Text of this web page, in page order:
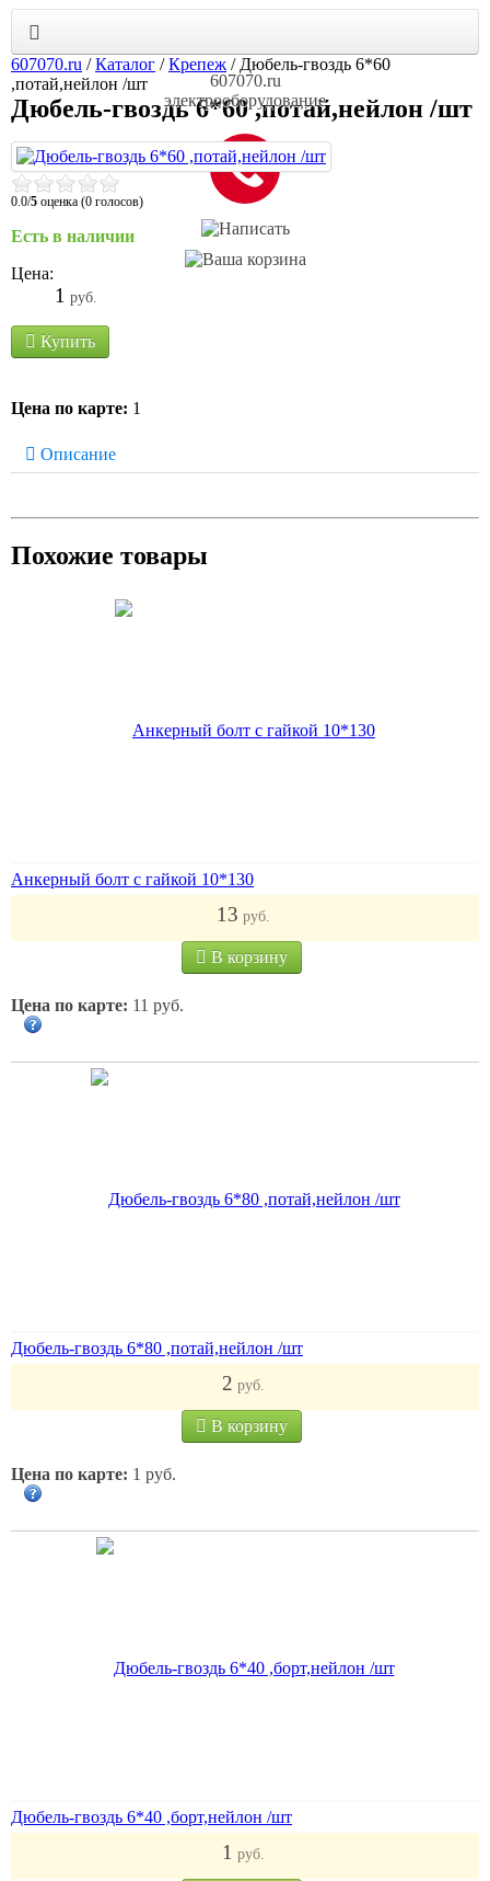
607070.ru
электрооборудование
607070.ru /Каталог /Крепеж / Дюбель-гвоздь 6*60
,потай,нейлон /шт
Дюбель-гвоздь 6*60 ,потай,нейлон /шт
0.0/5 оценка (0 голосов)
Есть в наличии
Цена:
1 руб.
Купить
Цена по карте: 1
Описание
Похожие товары
Анкерный болт с гайкой 10*130
13 руб.
В корзину
Цена по карте: 11 руб.
Дюбель-гвоздь 6*80 ,потай,нейлон /шт
2 руб.
В корзину
Цена по карте: 1 руб.
Дюбель-гвоздь 6*40 ,борт,нейлон /шт
1 руб.